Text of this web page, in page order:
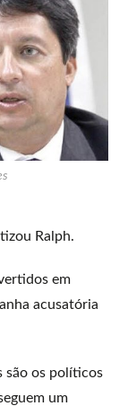
Ralph.
em
acusatória
são os políticos
um